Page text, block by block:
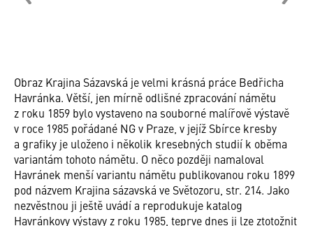
Obraz Krajina Sázavská je velmi krásná práce Bedřicha
Havránka. Větší, jen mírně odlišné zpracování námětu
z roku 1859 bylo vystaveno na souborné malířově výstavě
v roce 1985 pořádané NG v Praze, v jejíž Sbírce kresby
a grafiky je uloženo i několik kresebných studií k oběma
variantám tohoto námětu. O něco později namaloval
Havránek menší variantu námětu publikovanou roku 1899
pod názvem Krajina sázavská ve Světozoru, str. 214. Jako
nezvěstnou ji ještě uvádí a reprodukuje katalog
Havránkovy výstavy z roku 1985, teprve dnes ji lze ztotožnit